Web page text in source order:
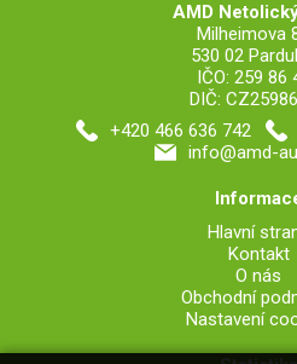
AMD
Milheimova
530 02
IČO: 259 86
DIČ:
+420 466 636 742
info@amd-
Hlavní
Kontakt
O nás
Obchodní
Nastavení